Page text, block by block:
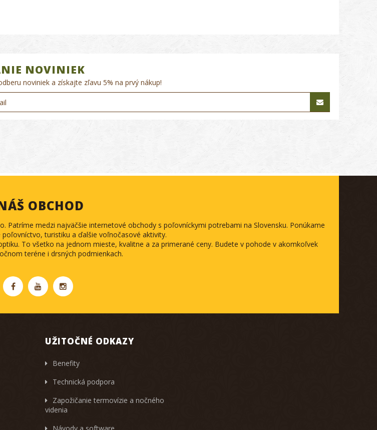
NOVINIEK
noviniek a získajte zľavu 5% na prvý nákup!
OBCHOD
Patríme medzi najväčšie internetové obchody s poľovníckymi potrebami na Slovensku. Ponúkame
turistiku a ďalšie voľnočasové aktivity.
To všetko na jednom mieste, kvalitne a za primerané ceny. Budete v pohode v akomkoľvek
teréne i drsných podmienkach.
UŽITOČNÉ ODKAZY
Benefity
Technická podpora
Zapožičanie termovízie a nočného
videnia